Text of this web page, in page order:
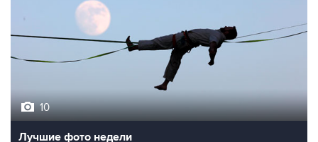
Лучшие фото недели